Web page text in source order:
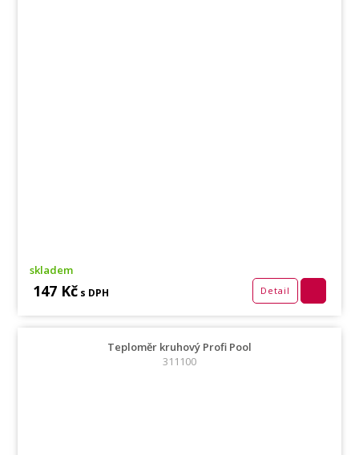
skladem
147 Kč s DPH Detail
Teploměr kruhový Profi Pool
311100